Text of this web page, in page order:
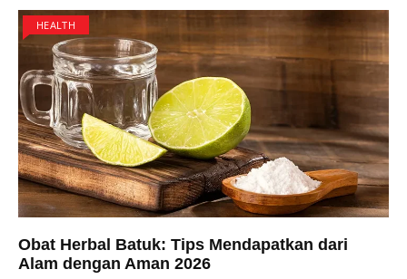
HEALTH
Obat Herbal Batuk: Tips Mendapatkan dari
Alam dengan Aman 2026